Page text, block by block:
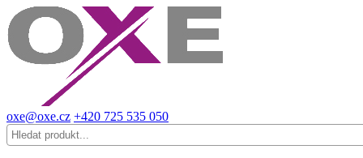
oxe@oxe.cz +420 725 535 050